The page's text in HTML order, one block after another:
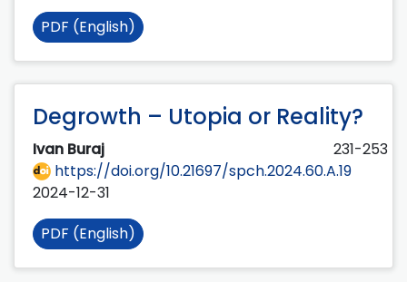
PDF (English)
Degrowth – Utopia or Reality?
Ivan Buraj
231-253
https://doi.org/10.21697/spch.2024.60.A.19
2024-12-31
PDF (English)